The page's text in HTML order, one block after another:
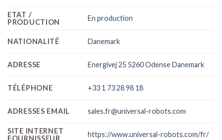
ETAT /
PRODUCTION
En production
NATIONALITÉ Danemark
ADRESSE Energivej 25 5260 Odense Danemark
TÉLÉPHONE +33 1 73 28 98 18
ADRESSES EMAIL sales.fr@universal-robots.com
SITE INTERNET
FOURNISSEUR
https://www.universal-robots.com/fr/